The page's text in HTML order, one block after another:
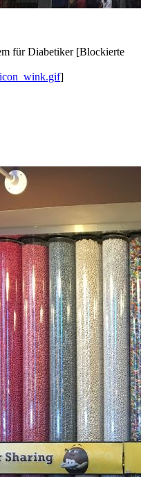
für Diabetiker [Blockierte
]